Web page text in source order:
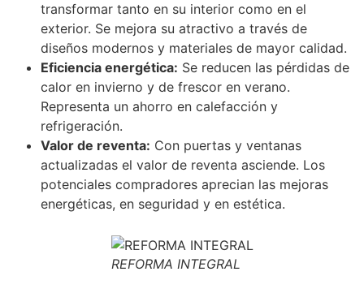
transformar tanto en su interior como en el
exterior. Se mejora su atractivo a través de
diseños modernos y materiales de mayor calidad.
Eficiencia energética: Se reducen las pérdidas de
calor en invierno y de frescor en verano.
Representa un ahorro en calefacción y
refrigeración.
Valor de reventa: Con puertas y ventanas
actualizadas el valor de reventa asciende. Los
potenciales compradores aprecian las mejoras
energéticas, en seguridad y en estética.
REFORMA INTEGRAL